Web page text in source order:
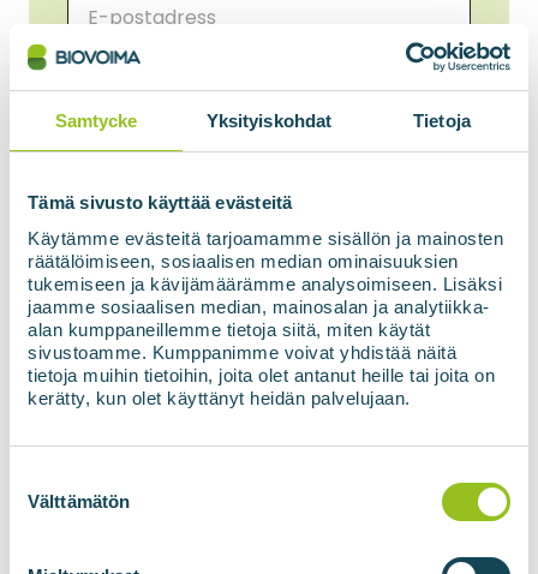
Samtycke Yksityiskohdat Tietoja
Tämä sivusto käyttää evästeitä
Käytämme evästeitä tarjoamamme sisällön ja mainosten
räätälöimiseen, sosiaalisen median ominaisuuksien
tukemiseen ja kävijämäärämme analysoimiseen. Lisäksi
jaamme sosiaalisen median, mainosalan ja analytiikka-
alan kumppaneillemme tietoja siitä, miten käytät
sivustoamme. Kumppanimme voivat yhdistää näitä
tietoja muihin tietoihin, joita olet antanut heille tai joita on
kerätty, kun olet käyttänyt heidän palvelujaan.
valinta
Välttämätön
Samtycke*
Jag samtycker till att mina uppgifter
används i enlighet med
integritetspolicyn.*
BIOGASANLÄGGNINGAR
TEKNOLOGIER FÖR